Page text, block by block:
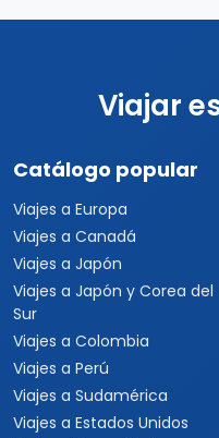
Viajar
Catálogo popular
Viajes a Europa
Viajes a Canadá
Viajes a Japón
Viajes a Japón y Corea del
Sur
Viajes a Colombia
Viajes a Perú
Viajes a Sudamérica
Viajes a Estados Unidos